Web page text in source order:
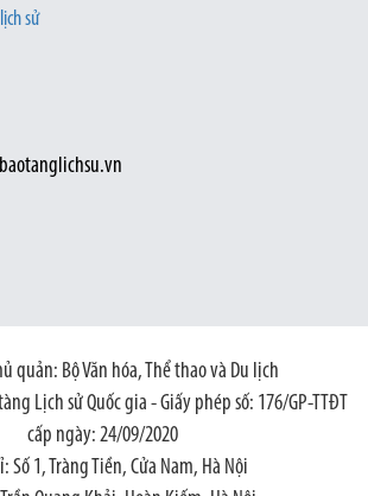
sử
quản: Bộ Văn hóa, Thể thao và Du lịch
Lịch sử Quốc gia - Giấy phép số: 176/GP-TTĐT
cấp ngày: 24/09/2020
Số 1, Tràng Tiền, Cửa Nam, Hà Nội